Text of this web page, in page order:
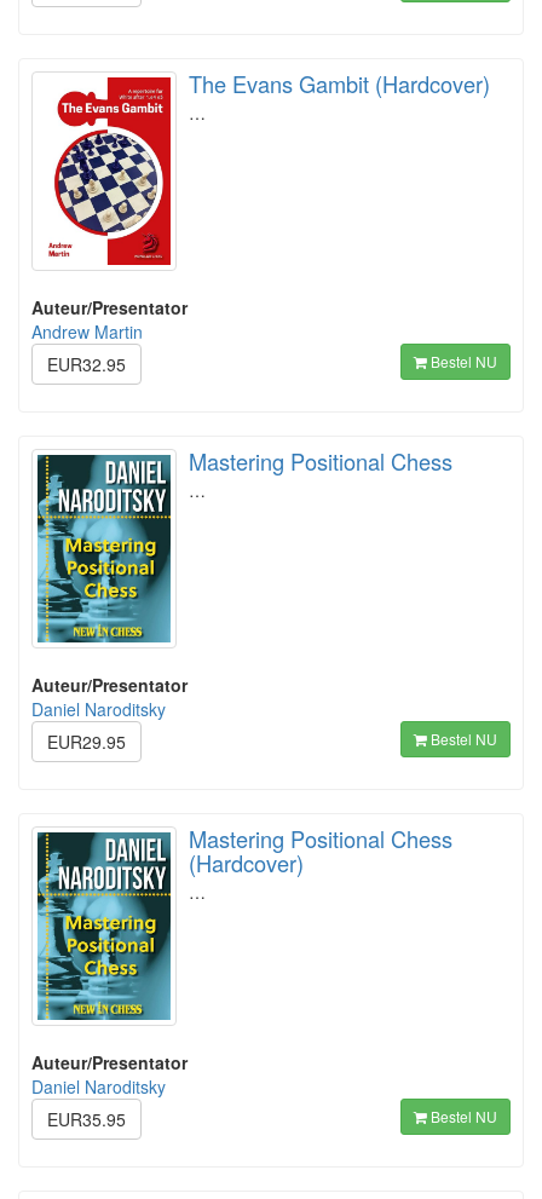
The Evans Gambit (Hardcover)
…
Auteur/Presentator
Andrew Martin
EUR32.95
Bestel NU
Mastering Positional Chess
…
Auteur/Presentator
Daniel Naroditsky
EUR29.95
Bestel NU
Mastering Positional Chess
(Hardcover)
…
Auteur/Presentator
Daniel Naroditsky
EUR35.95
Bestel NU